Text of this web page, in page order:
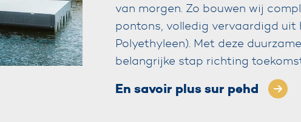
van morgen. Zo bouwen wij
pontons, volledig vervaardigd uit
Polyethyleen). Met deze
belangrijke stap richting
En savoir plus sur pehd